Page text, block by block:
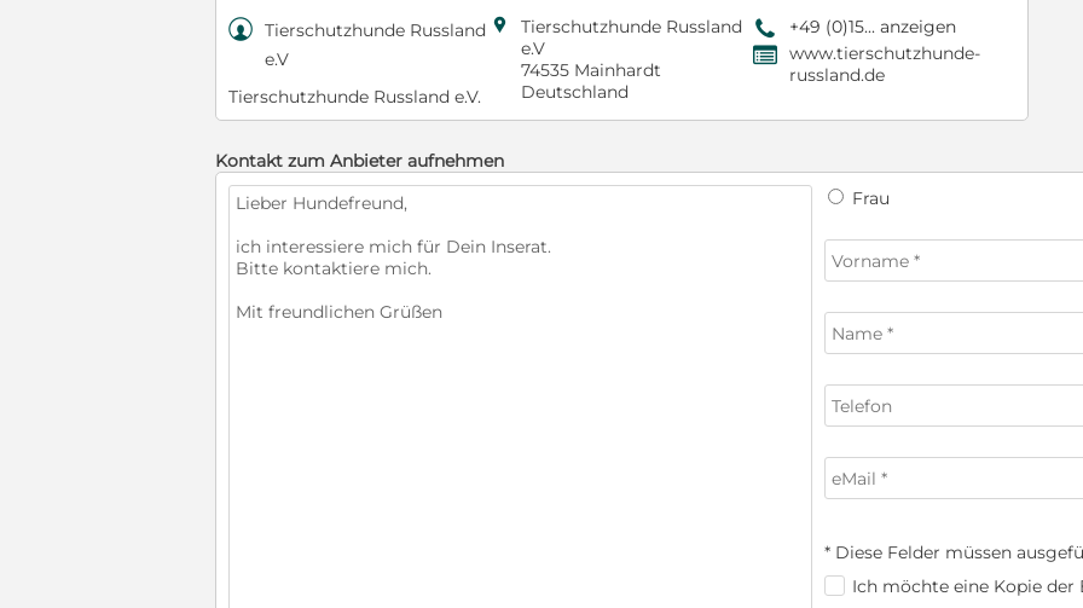
 Tierschutzhunde Russland
e.V
Tierschutzhunde Russland e.V.

Tierschutzhunde Russland
e.V
74535 Mainhardt
Deutschland
9 +49 (0)15... anzeigen
,
www.tierschutzhunde-
russland.de
Kontakt zum Anbieter aufnehmen
Frau
* Diese Felder müssen
Ich möchte eine Kopie der